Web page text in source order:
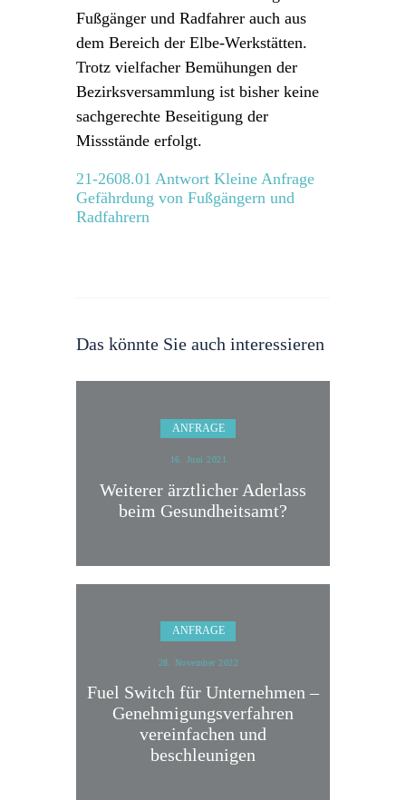
Fußgänger und Radfahrer auch aus
dem Bereich der Elbe-Werkstätten.
Trotz vielfacher Bemühungen der
Bezirksversammlung ist bisher keine
sachgerechte Beseitigung der
Missstände erfolgt.
21-2608.01 Antwort Kleine Anfrage
Gefährdung von Fußgängern und
Radfahrern
Das könnte Sie auch interessieren
ANFRAGE
16. Juni 2021
Weiterer ärztlicher Aderlass
beim Gesundheitsamt?
ANFRAGE
28. November 2022
Fuel Switch für Unternehmen –
Genehmigungsverfahren
vereinfachen und
beschleunigen